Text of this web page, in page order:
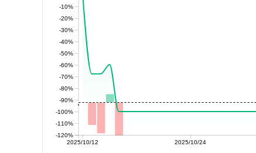
-120%
-110%
-100%
-90%
-80%
-70%
-60%
-50%
-40%
-30%
-20%
-10%
2025/10/12 2025/10/24